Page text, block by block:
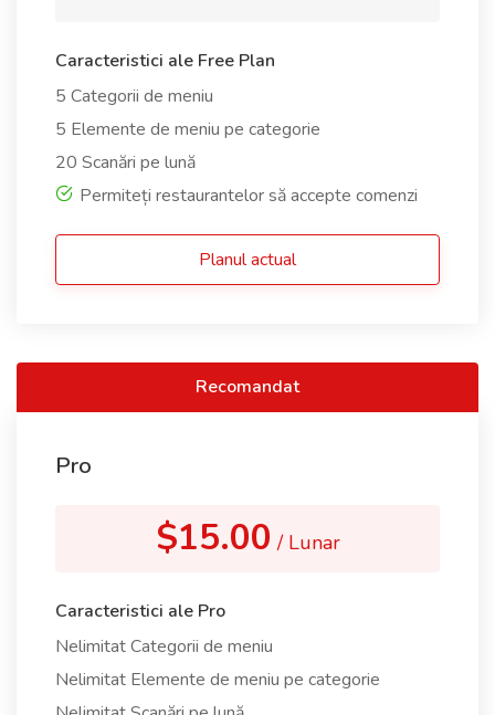
Caracteristici ale Free Plan
5 Categorii de meniu
5 Elemente de meniu pe categorie
20 Scanări pe lună
Permiteți restaurantelor să accepte comenzi
Planul actual
Recomandat
Pro
$15.00 / Lunar
Caracteristici ale Pro
Nelimitat Categorii de meniu
Nelimitat Elemente de meniu pe categorie